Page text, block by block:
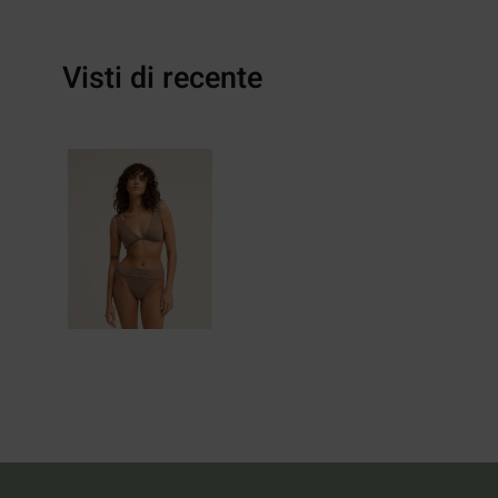
Visti di recente